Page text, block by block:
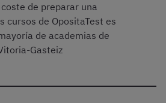
de preparar una
cursos de OpositaTest es
de academias de
Gasteiz